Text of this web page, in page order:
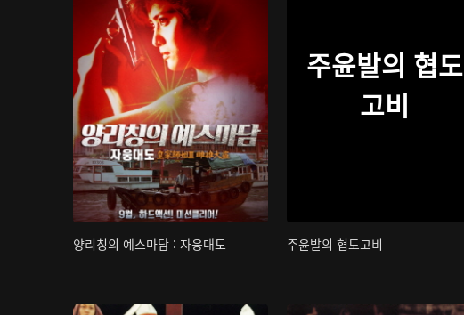
양리칭의 예스마담 : 자웅대도
주윤발의 협도
고비
주윤발의 협도고비